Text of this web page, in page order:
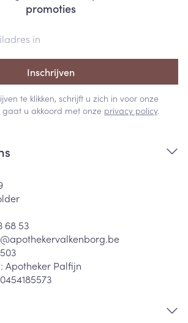
promoties
Inschrijven
te klikken, schrijft u zich in voor onze
gaat u akkoord met onze privacy policy.
68 53
apothekervalkenborg.be
Apotheker Palfijn